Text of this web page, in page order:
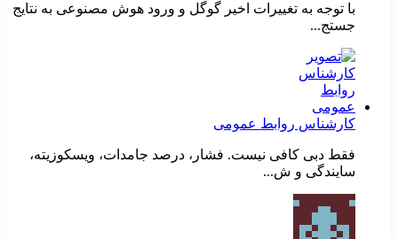
با توجه به تغییرات اخیر گوگل و ورود هوش مصنوعی به نتایج
جستج...
کارشناس روابط عمومی
فقط دبی کافی نیست. فشار، درصد جامدات، ویسکوزیته،
سایندگی و ش...